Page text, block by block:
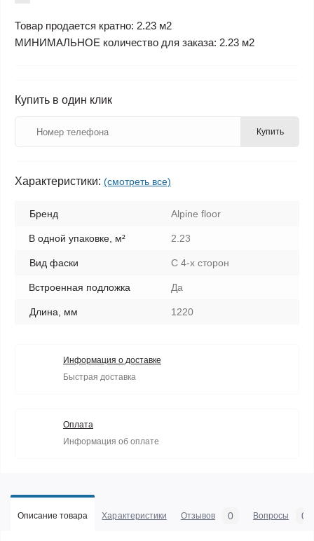
Товар продается кратно: 2.23 м2
МИНИМАЛЬНОЕ количество для заказа: 2.23 м2
Купить в один клик
Купить
Характеристики: (смотреть все)
Бренд Alpine floor
В одной упаковке, м² 2.23
Вид фаски С 4-х сторон
Встроенная подложка Да
Длина, мм 1220
Информация о доставке
Быстрая доставка
Оплата
Информация об оплате
Описание товара Характеристики Отзывов 0 Вопросы 0